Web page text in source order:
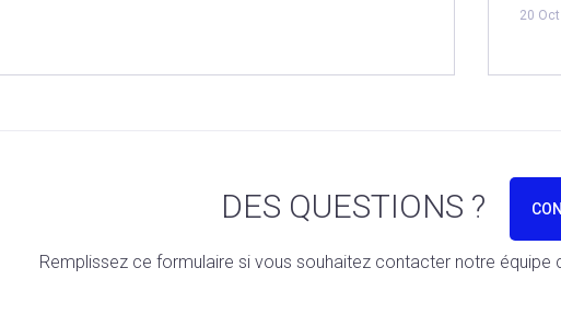
20
DES QUESTIONS ?
Remplissez ce formulaire si vous souhaitez contacter notre